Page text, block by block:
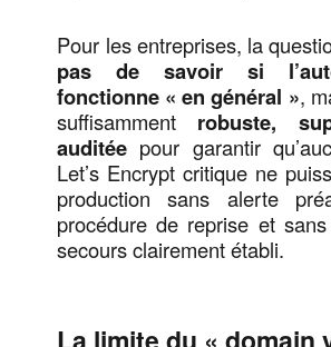
Pour les entreprises, la
pas de savoir si
fonctionne « en général »,
suffisamment robuste,
auditée pour garantir
Let’s Encrypt critique ne
production sans alerte
procédure de reprise et
secours clairement établi.